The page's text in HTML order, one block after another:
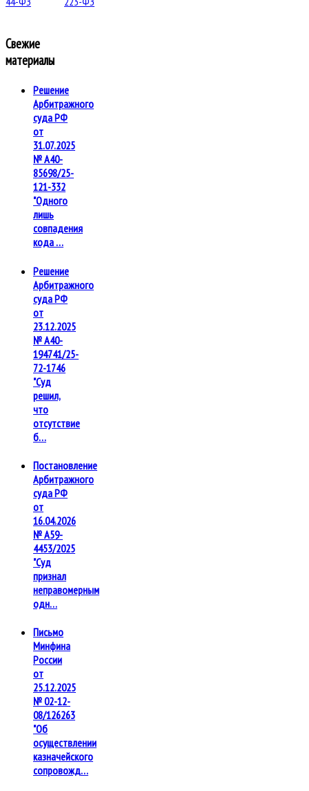
Свежие
материалы
Решение
Арбитражного
суда РФ
от
31.07.2025
№ А40-
85698/25-
121-332
"Одного
лишь
совпадения
кода …
Решение
Арбитражного
суда РФ
от
23.12.2025
№ А40-
194741/25-
72-1746
"Суд
решил,
что
отсутствие
б…
Постановление
Арбитражного
суда РФ
от
16.04.2026
№ А59-
4453/2025
"Суд
признал
неправомерным
одн…
Письмо
Минфина
России
от
25.12.2025
№ 02-12-
08/126263
"Об
осуществлении
казначейского
сопровожд…